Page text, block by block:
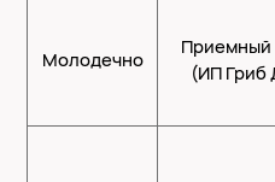
Молодечно
Приемный
(ИП Гриб